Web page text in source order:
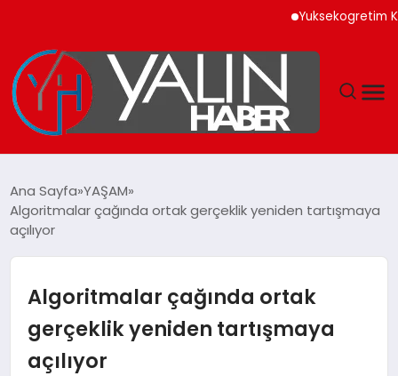
Yuksekogretim
SPOR
EKONOMİ
YAŞAM
Ana Sayfa YAŞAM
Algoritmalar çağında ortak gerçeklik yeniden tartışmaya
açılıyor
Algoritmalar çağında ortak
gerçeklik yeniden tartışmaya
açılıyor